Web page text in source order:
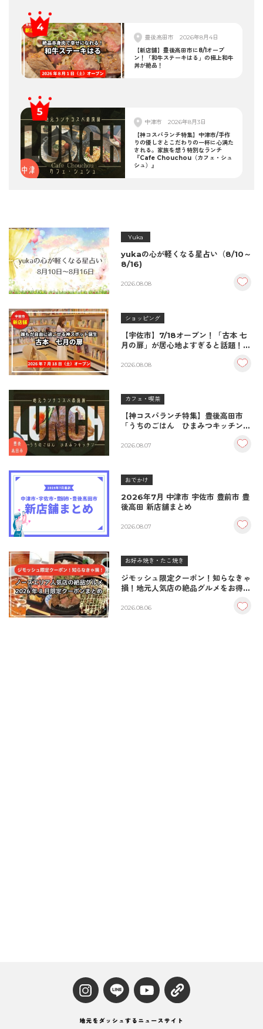
豊後高田市
2026年8月4日
【新店舗】豊後高田市に8/1オープ
ン！「和牛ステーキはる」の極上和牛
丼が絶品！
中津市
2026年8月3日
【神コスパランチ特集】中津市/手作
りの優しさとこだわりの一杯に心満た
される。家族を想う特別なランチ
『Cafe Chouchou（カフェ・シュ
シュ）』
Yuka
yukaの心が軽くなる星占い（8/10～
8/16)
2026.08.08
ショッピング
【宇佐市】7/18オープン！「古本 七
月の扉」が居心地よすぎると話題！絶
至福の読書空間
2026.08.08
カフェ・喫茶
【神コスパランチ特集】豊後高田市
「うちのごはん ひまみつキッチン」
＆生姜焼き！
2026.08.07
おでかけ
2026年7月 中津市 宇佐市 豊前市 豊
後高田 新店舗まとめ
2026.08.07
お好み焼き・たこ焼き
ジモッシュ限定クーポン！知らなきゃ
損！地元人気店の絶品グルメをお得に
2026.08.06